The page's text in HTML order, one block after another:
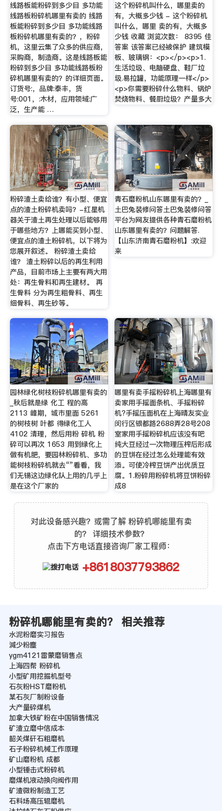
线路板能粉碎到多少目 多功能
线路板粉碎机哪里有卖的 线路
板能粉碎到多少目 多功能线路
板粉碎机哪里有卖的？，粉碎
机，这里云集了众多的供应商，
采购商，制造商。这是线路板能
粉碎到多少目 多功能线路板粉
碎机哪里有卖的？的详细页面。
订货号:，品牌:泰丰，货
号:001，:木材，应用领域:广
泛，生产能 …
这个粉碎机叫什么，哪里卖的
有，大概多少钱 - 这个粉碎机
叫什么，哪里 卖的有，大概多
少钱 收藏 浏览次数： 8395 佳
答案 该答案已经被保护 建筑模
板、玻璃钢：<p></p><p>1.
生活垃圾、电脑硬盘、鞋厂垃
圾.易拉罐，功能原理一样</p>
<p>你需要粉碎什么物料、锅炉
焚烧物料、餐厨垃圾？产量多大
粉碎渣土卖给谁？有小型、便宜
点的渣土粉碎机卖吗？-红星机
器关于渣土再生处理以后能够用
于哪些地方？上哪能买到小型、
便宜点的渣土粉碎机，以下将为
您展开叙述。 粉碎渣土卖给
谁？ 渣土粉碎以后的再生利用
产品，目前市场上主要有两大用
处：再生骨料和再生建材。 再
生骨料 分为再生粗骨料、再生
细骨料、再生砂等。
青石磨粉机山东哪里有卖的？_
土巴兔装修问答土巴兔装修问答
平台为网友提供各种青石磨粉机
山东哪里有卖的？问题解答.
【山东济南青石磨粉机】:欢迎
来
园林绿化树枝粉碎机哪里有卖的
_秋后就是绿 化工 程的高
2113 峰期，城市里面 5261
的树枝树 叶都 得绿化工人
4102 清理，然后用粉 碎机 粉
碎可以再次 1653 用到绿化上
做有机肥，要园林粉碎机、多功
能树枝粉碎机就去“”看看，我
们无锡这边绿化队上用的几乎上
是在这个厂家的
哪里有卖手摇粉碎机上海哪里有
卖家用手摇面条机、手摇粉碎
机?手摇压面机在上海晴友实业
闵行区银都路2688弄28号208
室家用手摇粉碎机应该没有吧
纯大豆经过一次物理压榨后形成
的豆饼在经过怎么处理能有效
添。可使冷榨豆饼产出优质豆
腐。1.粉碎用粉碎机将豆饼粉碎
成8
对此设备感兴趣？或需了解 粉碎机哪能里有卖
的？ 详细技术参数？
点击下方电话直接咨询厂家工程师：
+8618037793862
粉碎机哪能里有卖的？ 相关推荐
水泥粉磨实习报告
減少粉塵
ygm4121雷蒙磨销售点
上海四帮 粉碎机
小型矿用挖掘机型号
石灰粉HST磨粉机
某石灰厂制粉设备
大产量碎煤机
加拿大铁矿粉在中国销售情况
矿渣立磨中信成本
韶关煤矸石粗磨机
石子粉碎机械工作原理
矿山磨粉机 成都
小型锤击式粉碎机
磨煤机液动换向阀作用
矿渣微粉制造工艺
石料场高压辊磨机